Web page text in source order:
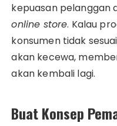
kepuasan pelanggan
online store. Kalau
konsumen tidak
akan kecewa,
akan kembali lagi.
Buat Konsep